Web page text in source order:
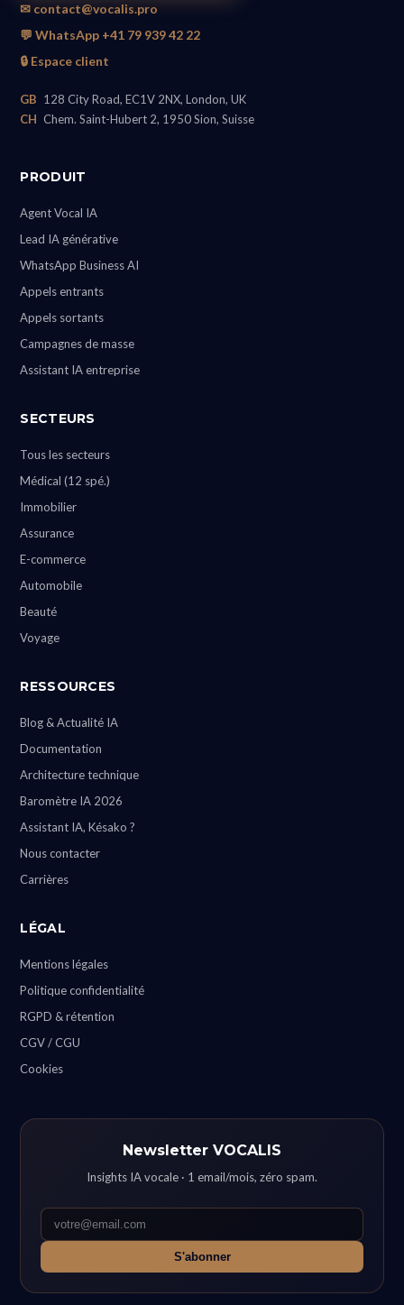
✉ contact@vocalis.pro
💬 WhatsApp +41 79 939 42 22
🔒 Espace client
GB 128 City Road, EC1V 2NX, London, UK
CH Chem. Saint-Hubert 2, 1950 Sion, Suisse
PRODUIT
Agent Vocal IA
Lead IA générative
WhatsApp Business AI
Appels entrants
Appels sortants
Campagnes de masse
Assistant IA entreprise
SECTEURS
Tous les secteurs
Médical (12 spé.)
Immobilier
Assurance
E-commerce
Automobile
Beauté
Voyage
RESSOURCES
Blog & Actualité IA
Documentation
Architecture technique
Baromètre IA 2026
Assistant IA, Késako ?
Nous contacter
Carrières
LÉGAL
Mentions légales
Politique confidentialité
RGPD & rétention
CGV / CGU
Cookies
Newsletter VOCALIS
Insights IA vocale · 1 email/mois, zéro spam.
S'abonner